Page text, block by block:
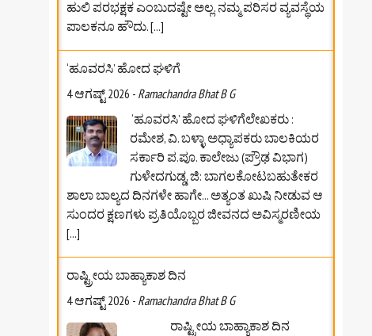
ಹುಲಿ ಪರಭಕ್ಷಕ ಎಂಬುದಷ್ಟೇ ಅಲ್ಲ. ನಮ್ಮ ಪರಿಸರ ವ್ಯವಸ್ಥೆಯ
ಪಾಲಕನೂ ಹೌದು.[...]
‘ಹೂವರಸಿ’ ಹೋದ ಘಳಿಗೆ
4 ಆಗಷ್ಟ್ 2026 - Ramachandra Bhat B G
‘ಹೂವರಸಿ’ ಹೋದ ಘಳಿಗೆಲೇಖಕರು :
ರಮೇಶ, ವಿ. ಬಳ್ಳಾ ಅಧ್ಯಾಪಕರು ಬಾಲಕಿಯರ
ಸರ್ಕಾರಿ ಪ.ಪೂ. ಕಾಲೇಜು (ಪ್ರೌಢ ವಿಭಾಗ)
ಗುಳೇದಗುಡ್ಡ, ಜಿ: ಬಾಗಲಕೋಟ‌ಬಹುತೇಕರ
ಶಾಲಾ ಬಾಲ್ಯದ ದಿನಗಳೇ ಹಾಗೇ... ಅತ್ಯಂತ ಖುಷಿ ನೀಡುವ ಆ
ಸುಂದರ ಕ್ಷಣಗಳು ಪ್ರತಿಯೊಬ್ಬರ ಜೀವನದ ಅವಿಸ್ಮರಣೀಯ
[...]
ರಾಷ್ಟ್ರೀಯ ಬಾಹ್ಯಾಕಾಶ ದಿನ
4 ಆಗಷ್ಟ್ 2026 - Ramachandra Bhat B G
ರಾಷ್ಟ್ರೀಯ ಬಾಹ್ಯಾಕಾಶ ದಿನ